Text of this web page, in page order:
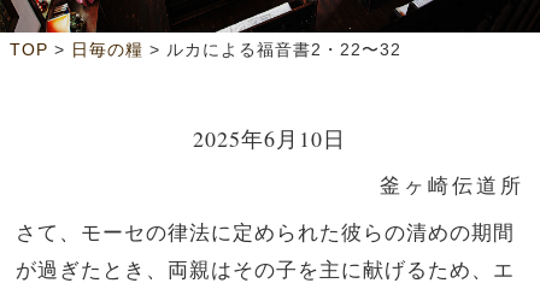
TOP > 日毎の糧 > ルカによる福音書2・22〜32
2025年6月10日
釜ヶ崎伝道所
さて、モーセの律法に定められた彼らの清めの期間
が過ぎたとき、両親はその子を主に献げるため、エ